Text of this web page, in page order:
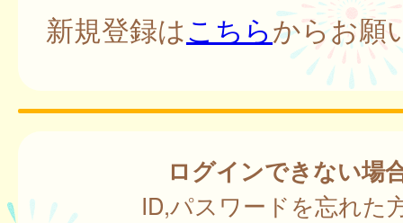
新規登録はこちらからお願
ログインできない場
ID,パスワードを忘れた